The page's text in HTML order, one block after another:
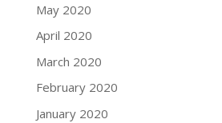
May 2020
April 2020
March 2020
February 2020
January 2020